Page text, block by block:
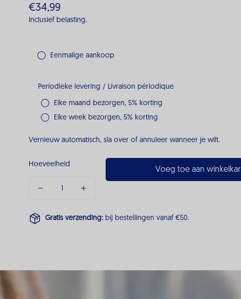
Normale
prijs
€34,99
Inclusief belasting.
Eenmalige aankoop
Periodieke levering / Livraison périodique
Elke maand bezorgen, 5% korting
Elke week bezorgen, 5% korting
Vernieuw automatisch, sla over of annuleer wanneer je wilt.
Hoeveelheid Voeg toe aan winkelkar
Gratis verzending: bij bestellingen vanaf €50.